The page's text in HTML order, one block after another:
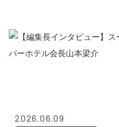
2026.06.09